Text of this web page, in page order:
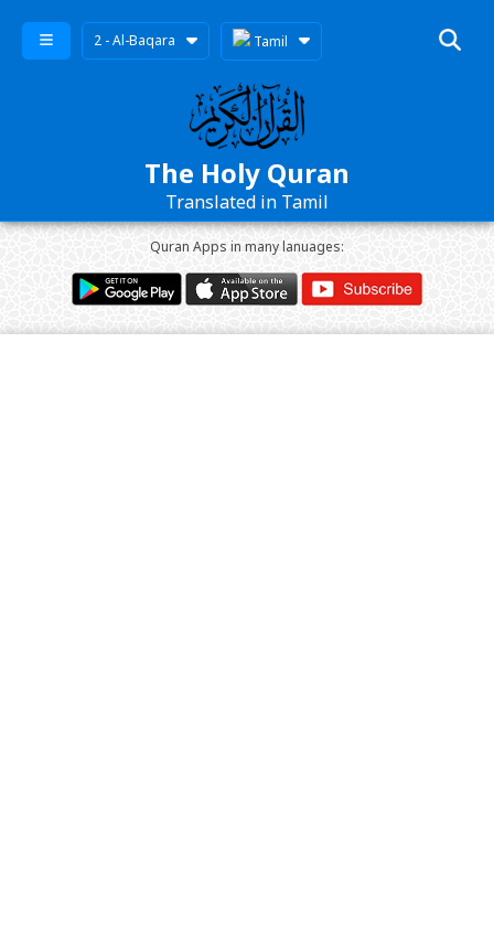
2 - Al-Baqara Tamil
The Holy Quran
Translated in Tamil
Quran Apps in many lanuages: